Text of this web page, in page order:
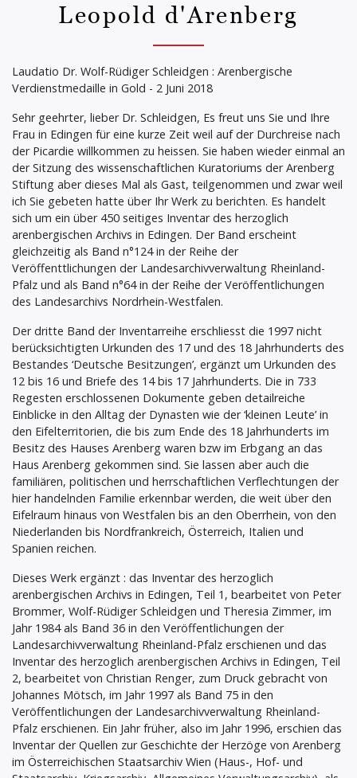
Leopold d'Arenberg
Laudatio Dr. Wolf-Rüdiger Schleidgen : Arenbergische
Verdienstmedaille in Gold - 2 Juni 2018
Sehr geehrter, lieber Dr. Schleidgen, Es freut uns Sie und Ihre
Frau in Edingen für eine kurze Zeit weil auf der Durchreise nach
der Picardie willkommen zu heissen. Sie haben wieder einmal an
der Sitzung des wissenschaftlichen Kuratoriums der Arenberg
Stiftung aber dieses Mal als Gast, teilgenommen und zwar weil
ich Sie gebeten hatte über Ihr Werk zu berichten. Es handelt
sich um ein über 450 seitiges Inventar des herzoglich
arenbergischen Archivs in Edingen. Der Band erscheint
gleichzeitig als Band n°124 in der Reihe der
Veröffenttlichungen der Landesarchivverwaltung Rheinland-
Pfalz und als Band n°64 in der Reihe der Veröffentlichungen
des Landesarchivs Nordrhein-Westfalen.
Der dritte Band der Inventarreihe erschliesst die 1997 nicht
berücksichtigten Urkunden des 17 und des 18 Jahrhunderts des
Bestandes ‘Deutsche Besitzungen’, ergänzt um Urkunden des
12 bis 16 und Briefe des 14 bis 17 Jahrhunderts. Die in 733
Regesten erschlossenen Dokumente geben detailreiche
Einblicke in den Alltag der Dynasten wie der ‘kleinen Leute’ in
den Eifelterritorien, die bis zum Ende des 18 Jahrhunderts im
Besitz des Hauses Arenberg waren bzw im Erbgang an das
Haus Arenberg gekommen sind. Sie lassen aber auch die
familiären, politischen und herrschaftlichen Verflechtungen der
hier handelnden Familie erkennbar werden, die weit über den
Eifelraum hinaus von Westfalen bis an den Oberrhein, von den
Niederlanden bis Nordfrankreich, Österreich, Italien und
Spanien reichen.
Dieses Werk ergänzt : das Inventar des herzoglich
arenbergischen Archivs in Edingen, Teil 1, bearbeitet von Peter
Brommer, Wolf-Rüdiger Schleidgen und Theresia Zimmer, im
Jahr 1984 als Band 36 in den Veröffentlichungen der
Landesarchivverwaltung Rheinland-Pfalz erschienen und das
Inventar des herzoglich arenbergischen Archivs in Edingen, Teil
2, bearbeitet von Christian Renger, zum Druck gebracht von
Johannes Mötsch, im Jahr 1997 als Band 75 in den
Veröffentlichungen der Landesarchivverwaltung Rheinland-
Pfalz erschienen. Ein Jahr früher, also im Jahr 1996, erschien das
Inventar der Quellen zur Geschichte der Herzöge von Arenberg
im Österreichischen Staatsarchiv Wien (Haus-, Hof- und